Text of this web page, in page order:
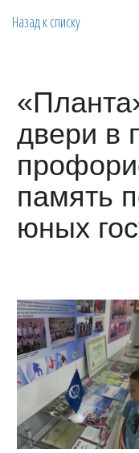
Назад к списку
двери в
память
юных